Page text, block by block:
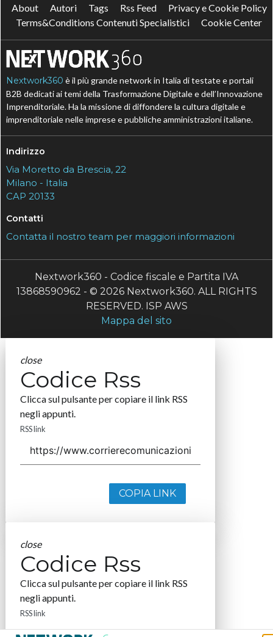
About Autori Tags Rss Feed
Privacy e Cookie Policy
Terms&Conditions Contenuti Specialistici
Cookie Center
Nextwork360 è il più grande network in Italia di testate e portali
B2B dedicati ai temi della Trasformazione Digitale e dell’Innovazione
Imprenditoriale. Ha la missione di diffondere la cultura digitale e
imprenditoriale nelle imprese e pubbliche amministrazioni italiane.
Indirizzo
Via Moretto da Brescia, 22
Milano - Italia
CAP 20133
Contatti
Contatta il nostro team per maggiori informazioni
Nextwork360 - Codice fiscale e Partita IVA
13868590962 - © 2026 Nextwork360. ALL RIGHTS
RESERVED. ISP AWS
Mappa del sito
close
Codice Rss
Clicca sul pulsante per copiare il link RSS
negli appunti.
RSS link
COPIA LINK
close
Codice Rss
Clicca sul pulsante per copiare il link RSS
negli appunti.
RSS link